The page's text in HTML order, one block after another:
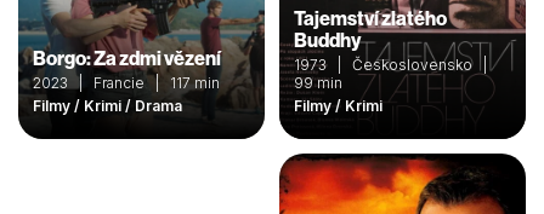
Borgo: Za zdmi vězení
2023 | Francie | 117 min
Filmy / Krimi / Drama
Tajemství zlatého
Buddhy
1973 | Československo |
99 min
Filmy / Krimi